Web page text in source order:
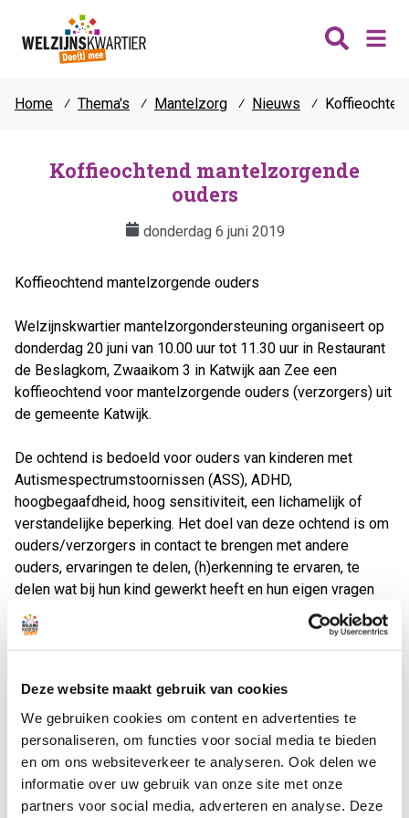
Deze website maakt gebruik van cookies
We gebruiken cookies om content en advertenties te
personaliseren, om functies voor social media te bieden
en om ons websiteverkeer te analyseren. Ook delen we
informatie over uw gebruik van onze site met onze
partners voor social media, adverteren en analyse. Deze
Noordwijk
Teylingen
Fit & vitaal
Mantelzorg
Verhuur
Contact
Home ⁄ Thema's ⁄ Mantelzorg ⁄ Nieuws ⁄
Koffieochtend mantelzorgende
ouders
donderdag 6 juni 2019
Koffieochtend mantelzorgende ouders
Welzijnskwartier mantelzorgondersteuning organiseert op
donderdag 20 juni van 10.00 uur tot 11.30 uur in Restaurant
de Beslagkom, Zwaaikom 3 in Katwijk aan Zee een
koffieochtend voor mantelzorgende ouders (verzorgers) uit
de gemeente Katwijk.
De ochtend is bedoeld voor ouders van kinderen met
Autismespectrumstoornissen (ASS), ADHD,
hoogbegaafdheid, hoog sensitiviteit, een lichamelijk of
verstandelijke beperking. Het doel van deze ochtend is om
ouders/verzorgers in contact te brengen met andere
ouders, ervaringen te delen, (h)erkenning te ervaren, te
delen wat bij hun kind gewerkt heeft en hun eigen vragen
aan anderen te kunnen stellen. Medewerkers van het team
Mantelzorgondersteuning ontvangen je met een kopje
koffie of thee en zijn het aanspreekpunt voor het stellen van
speelgelegenheid is aanwezig.
Inloop is mogelijk van 10.00 tot 11.30 uur. Er zijn geen
kosten aan verbonden en de koffie/thee/limonade is gratis.
Aanmelden is niet noodzakelijk maar om een idee te krijgen